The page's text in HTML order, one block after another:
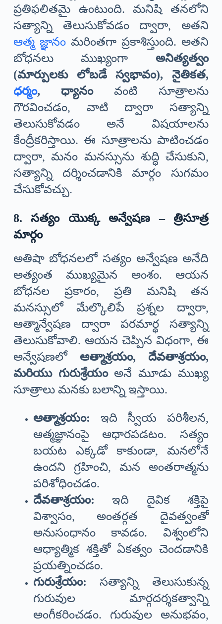
ప్రతిఫలితమై ఉంటుంది. మనిషి తనలోని
సత్యాన్ని తెలుసుకోవడం ద్వారా, అతని
ఆత్మ జ్ఞానంమరింతగా ప్రకాశిస్తుంది. అతని
బోధనలు ముఖ్యంగా అనిత్యత్వం
(మార్పులకు లోబడే స్వభావం), నైతికత,
ధర్మం, ధ్యానంవంటి సూత్రాలను
గౌరవించడం, వాటి ద్వారా సత్యాన్ని
తెలుసుకోవడం అనే విషయాలను
కేంద్రీకరిస్తాయి. ఈ సూత్రాలను పాటించడం
ద్వారా, మనం మనస్సును శుద్ధి చేసుకుని,
సత్యాన్ని దర్శించడానికి మార్గం సుగమం
చేసుకోవచ్చు.
8. సత్యం యొక్క అన్వేషణ – త్రిసూత్ర
మార్గం
అతిషా బోధనలలో సత్యం అన్వేషణ అనేది
అత్యంత ముఖ్యమైన అంశం. ఆయన
బోధనల ప్రకారం, ప్రతి మనిషి తన
మనస్సులో మేల్కొలిపే ప్రశ్నల ద్వారా,
ఆత్మాన్వేషణ ద్వారా పరమార్థ సత్యాన్ని
తెలుసుకోవాలి. ఆయన చెప్పిన విధంగా, ఈ
అన్వేషణలో ఆత్మాశ్రయం, దేవతాశ్రయం,
మరియు గురుశ్రేయంఅనే మూడు ముఖ్య
సూత్రాలు మనకు బలాన్ని ఇస్తాయి.
ఆత్మాశ్రయం: ఇది స్వీయ పరిశీలన,
ఆత్మజ్ఞానంపై ఆధారపడటం. సత్యం
బయట ఎక్కడో కాకుండా, మనలోనే
ఉందని గ్రహించి, మన అంతరాత్మను
పరిశోధించడం.
దేవతాశ్రయం: ఇది దైవిక శక్తిపై
విశ్వాసం, అంతర్గత దైవత్వంతో
అనుసంధానం కావడం. విశ్వంలోని
ఆధ్యాత్మిక శక్తితో ఏకత్వం చెందడానికి
ప్రయత్నించడం.
గురుశ్రేయం: సత్యాన్ని తెలుసుకున్న
గురువుల మార్గదర్శకత్వాన్ని
అంగీకరించడం. గురువుల అనుభవం,